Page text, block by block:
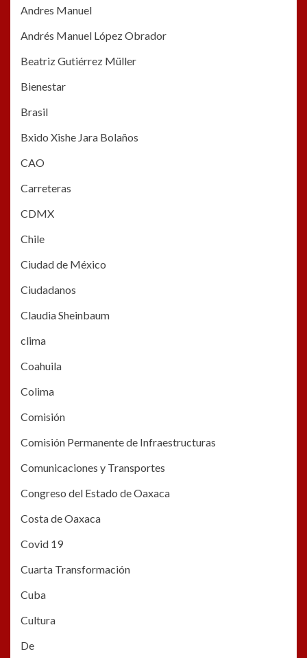
Andres Manuel
Andrés Manuel López Obrador
Beatriz Gutiérrez Müller
Bienestar
Brasil
Bxido Xishe Jara Bolaños
CAO
Carreteras
CDMX
Chile
Ciudad de México
Ciudadanos
Claudia Sheinbaum
clima
Coahuila
Colima
Comisión
Comisión Permanente de Infraestructuras
Comunicaciones y Transportes
Congreso del Estado de Oaxaca
Costa de Oaxaca
Covid 19
Cuarta Transformación
Cuba
Cultura
De